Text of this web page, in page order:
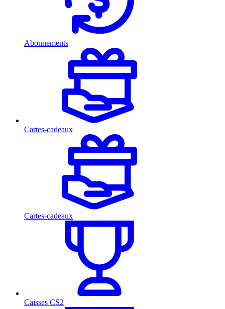
Abonnements
Cartes-cadeaux
Cartes-cadeaux
Caisses CS2